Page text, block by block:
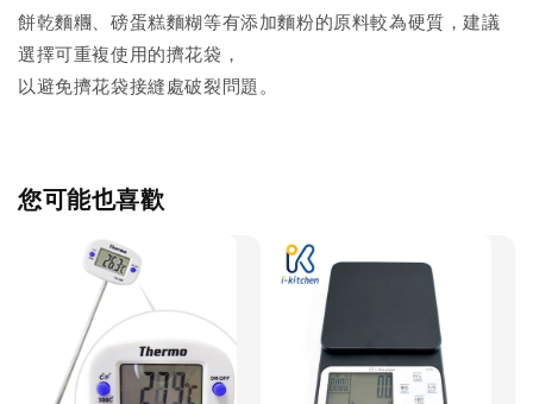
餅乾麵糰、磅蛋糕麵糊等有添加麵粉的原料較為硬質，建議
選擇可重複使用的擠花袋，
以避免擠花袋接縫處破裂問題。
您可能也喜歡